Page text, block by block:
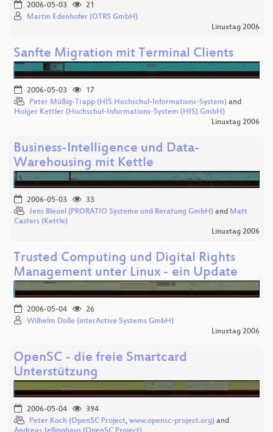
2006-05-03
21
Martin Edenhofer (OTRS GmbH)
Linuxtag 2006
Sanfte Migration mit Terminal Clients
2006-05-03
17
Peter Müßig-Trapp (HIS Hochschul-Informations-System) and
Holger Kettler (Hochschul-Informations-System (HIS) GmbH)
Linuxtag 2006
Business-Intelligence und Data-
Warehousing mit Kettle
2006-05-03
33
Jens Bleuel (PRORATIO Systeme und Beratung GmbH) and Matt
Casters (Kettle)
Linuxtag 2006
Trusted Computing und Digital Rights
Management unter Linux - ein Update
2006-05-04
26
Wilhelm Dolle (interActive Systems GmbH)
Linuxtag 2006
OpenSC - die freie Smartcard
Unterstützung
2006-05-04
394
Peter Koch (OpenSC Project, www.opensc-project.org) and